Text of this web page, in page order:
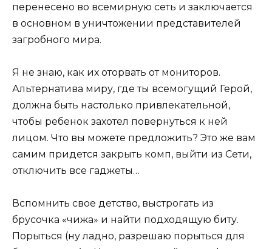
перенесено во всемирную сеть и заключается
в основном в уничтожении представителей
загробного мира.
Я не знаю, как их оторвать от мониторов.
Альтернатива миру, где ты всемогущий Герой,
должна быть настолько привлекательной,
чтобы ребенок захотел повернуться к ней
лицом. Что вы можете предложить? Это же вам
самим придется закрыть комп, выйти из Сети,
отключить все гаджеты…
Вспомнить свое детство, выстрогать из
брусочка «чижа» и найти подходящую биту.
Порыться (ну ладно, разрешаю порыться для